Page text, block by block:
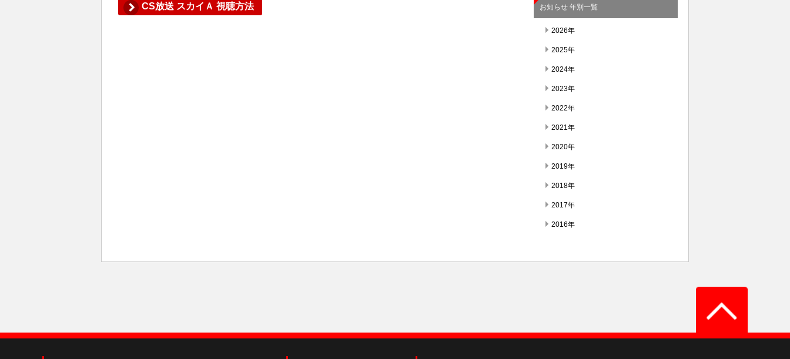
CS放送 スカイＡ 視聴方法 お知らせ 年別一覧
2026年
2025年
2024年
2023年
2022年
2021年
2020年
2019年
2018年
2017年
2016年